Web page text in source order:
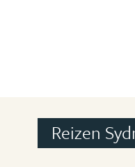
Reizen